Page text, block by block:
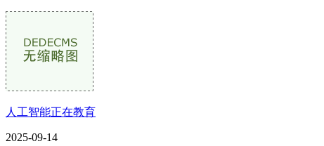
人工智能正在教育
2025-09-14